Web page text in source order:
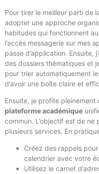
Pour tirer le meilleur parti de
adopter une approche
habitudes qui fonctionnent
l’accès messagerie sur mes
passe d’application. Ensuite,
des dossiers thématiques et
pour trier automatiquement
d’avoir une boîte claire et
Ensuite, je profite pleinement
plateforme académique
commun. L’objectif est de
plusieurs services. En
Créez des rappels
calendrier avec votre
Utilisez le carnet